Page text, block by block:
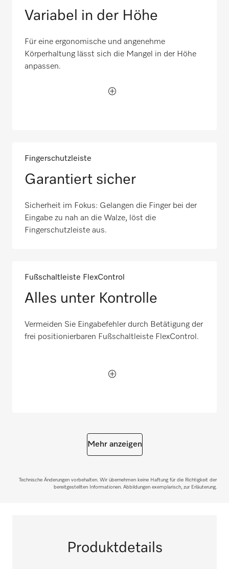
Variabel in der Höhe
Für eine ergonomische und angenehme
Körperhaltung lässt sich die Mangel in der Höhe
anpassen.
Fingerschutzleiste
Garantiert sicher
Sicherheit im Fokus: Gelangen die Finger bei der
Eingabe zu nah an die Walze, löst die
Fingerschutzleiste aus.
Fußschaltleiste FlexControl
Alles unter Kontrolle
Vermeiden Sie Eingabefehler durch Betätigung der
frei positionierbaren Fußschaltleiste FlexControl.
Mehr anzeigen
Technische Änderungen vorbehalten. Wir übernehmen keine Haftung für die Richtigkeit der
bereitgestellten Informationen. Abbildungen exemplarisch, zur Erläuterung.
Produktdetails